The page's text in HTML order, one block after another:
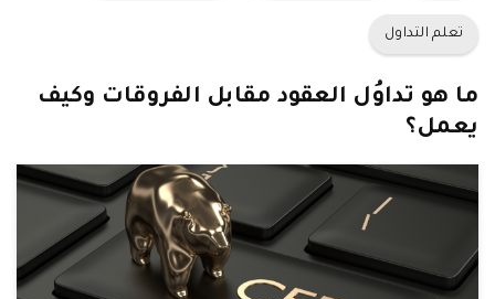
تعلم التداول
ما هو تداوُل العقود مقابل الفروقات وكيف
يعمل؟